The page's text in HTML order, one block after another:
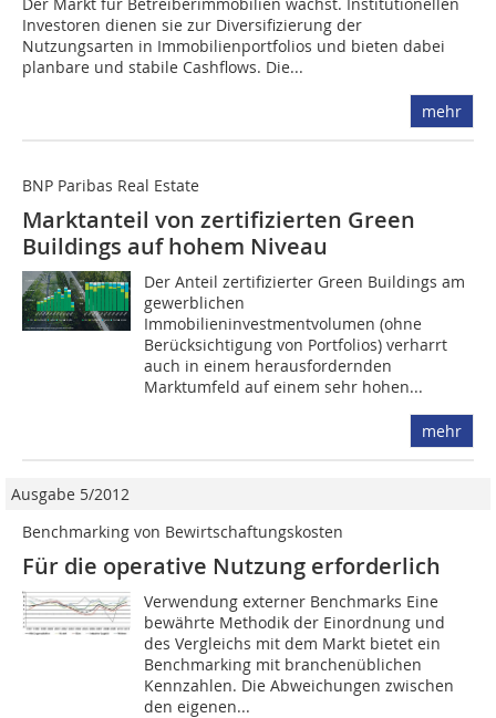
Investoren dienen sie zur Diversifizierung der
Nutzungsarten in Immobilienportfolios und bieten dabei
planbare und stabile Cashflows. Die...
mehr
BNP Paribas Real Estate
Marktanteil von zertifizierten Green
Buildings auf hohem Niveau
Der Anteil zertifizierter Green Buildings am
gewerblichen
Immobilieninvestmentvolumen (ohne
Berücksichtigung von Portfolios) verharrt
auch in einem herausfordernden
Marktumfeld auf einem sehr hohen...
mehr
Ausgabe 5/2012
Benchmarking von Bewirtschaftungskosten
Für die operative Nutzung erforderlich
Verwendung externer Benchmarks Eine
bewährte Methodik der Einordnung und
des Vergleichs mit dem Markt bietet ein
Benchmarking mit branchenüblichen
Kennzahlen. Die Abweichun­gen zwischen
den eigenen...